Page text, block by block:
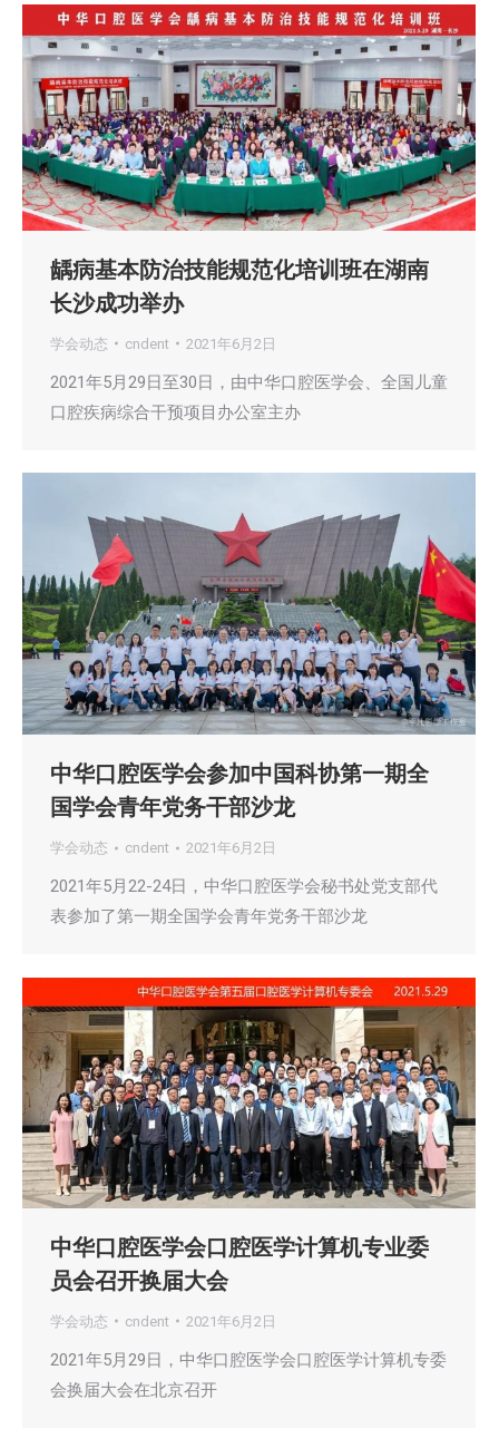
龋病基本防治技能规范化培训班在湖南
长沙成功举办
学会动态 cndent 2021年6月2日
2021年5月29日至30日，由中华口腔医学会、全国儿童
口腔疾病综合干预项目办公室主办
中华口腔医学会参加中国科协第一期全
国学会青年党务干部沙龙
学会动态 cndent 2021年6月2日
2021年5月22-24日，中华口腔医学会秘书处党支部代
表参加了第一期全国学会青年党务干部沙龙
中华口腔医学会口腔医学计算机专业委
员会召开换届大会
学会动态 cndent 2021年6月2日
2021年5月29日，中华口腔医学会口腔医学计算机专委
会换届大会在北京召开